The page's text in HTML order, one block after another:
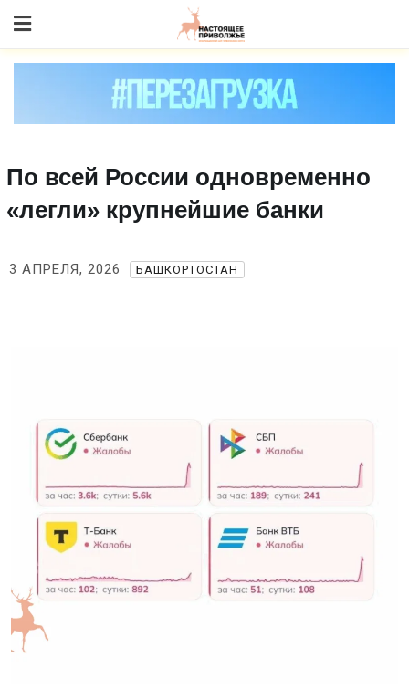
to content
По всей России одновременно
«легли» крупнейшие банки
3 АПРЕЛЯ, 2026 БАШКОРТОСТАН